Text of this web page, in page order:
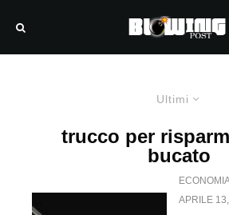
Ultimi
trucco per
bucato
APRILE